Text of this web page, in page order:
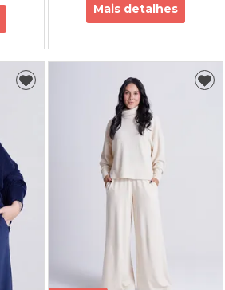
Mais detalhes